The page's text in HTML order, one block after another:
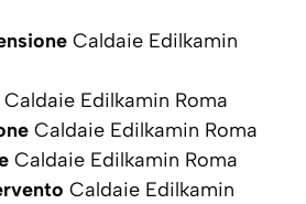
Caldaie Edilkamin
Caldaie Edilkamin Roma
Caldaie Edilkamin Roma
Caldaie Edilkamin Roma
Caldaie Edilkamin